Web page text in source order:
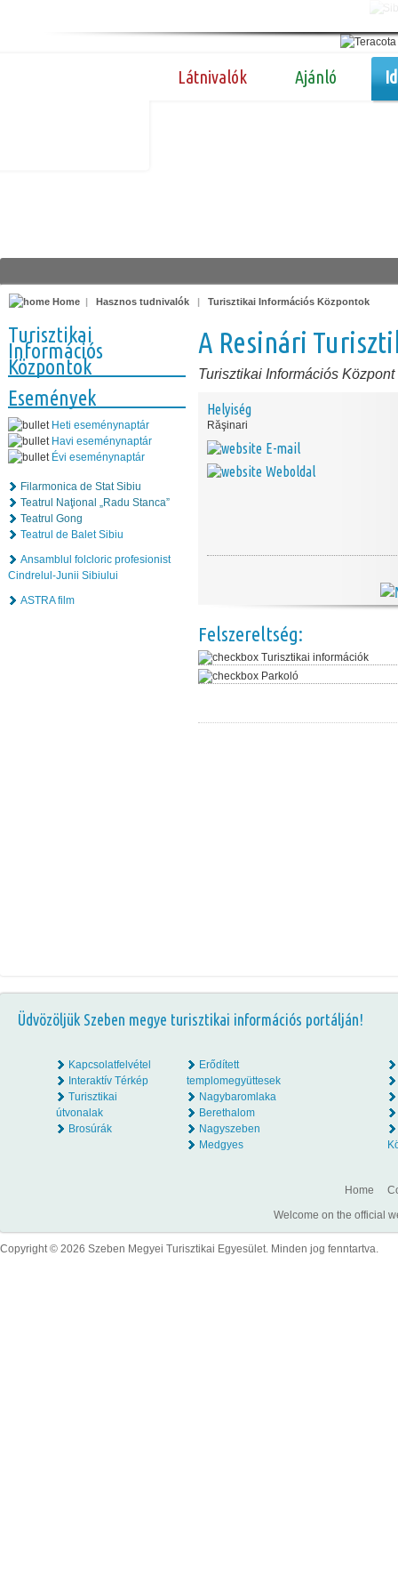
Látnivalók Ajánló
Home | Hasznos tudnivalók | Turisztikai Információs Központok
Turisztikai
Információs
Központok
Események
Heti eseménynaptár
Havi eseménynaptár
Évi eseménynaptár
Filarmonica de Stat Sibiu
Teatrul Naţional „Radu Stanca”
Teatrul Gong
Teatrul de Balet Sibiu
Ansamblul folcloric profesionist
Cindrelul-Junii Sibiului
ASTRA film
A Resinári
Turisztikai Információs Központ
Helyiség
Răşinari
E-mail
Weboldal
Felszereltség:
Turisztikai információk
Parkoló
Üdvözöljük Szeben megye turisztikai információs portálján!
Kapcsolatfelvétel
Interaktív Térkép
Turisztikai
útvonalak
Brosúrák
Erődített
templomegyüttesek
Nagybaromlaka
Berethalom
Nagyszeben
Medgyes
Home
Welcome on the official
Copyright © 2026 Szeben Megyei Turisztikai Egyesület. Minden jog fenntartva.